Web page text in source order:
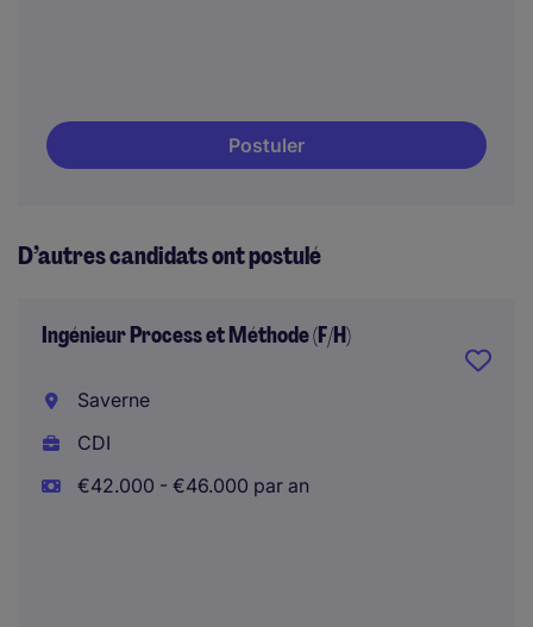
Postuler
D’autres candidats ont postulé
Ingénieur Process et Méthode (F/H)
Saverne
CDI
€42.000 - €46.000 par an